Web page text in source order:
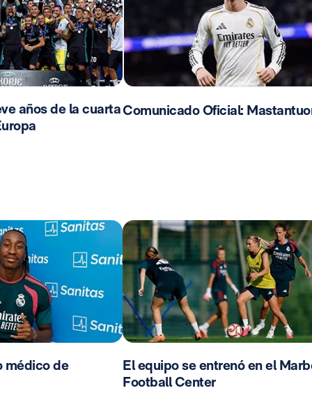
años de la cuartaComunicado Oficial:
médico de
El equipo se entrenó en el
Football Center